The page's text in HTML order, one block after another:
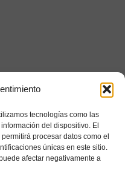
tecnologías como las
del dispositivo. El
procesar datos como el
únicas en este sitio.
afectar negativamente a